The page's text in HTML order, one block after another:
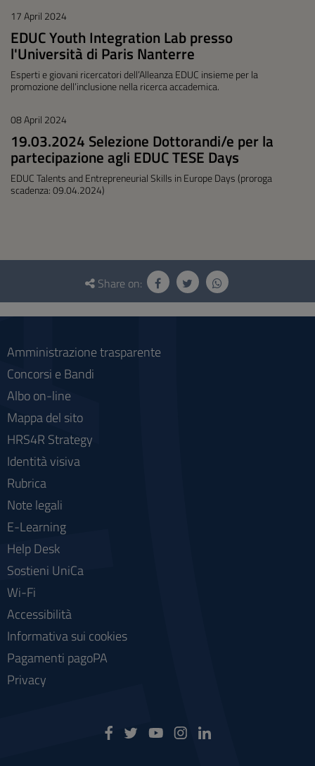
17 April 2024
EDUC Youth Integration Lab presso
l'Università di Paris Nanterre
Esperti e giovani ricercatori dell’Alleanza EDUC insieme per la
promozione dell’inclusione nella ricerca accademica.
08 April 2024
19.03.2024 Selezione Dottorandi/e per la
partecipazione agli EDUC TESE Days
EDUC Talents and Entrepreneurial Skills in Europe Days (proroga
scadenza: 09.04.2024)
Questionnaire
social
Share on:
Amministrazione trasparente
Concorsi e Bandi
Albo on-line
Mappa del sito
HRS4R Strategy
Identità visiva
Rubrica
Note legali
E-Learning
Help Desk
Sostieni UniCa
Wi-Fi
Accessibilità
Informativa sui cookies
Pagamenti pagoPA
Privacy